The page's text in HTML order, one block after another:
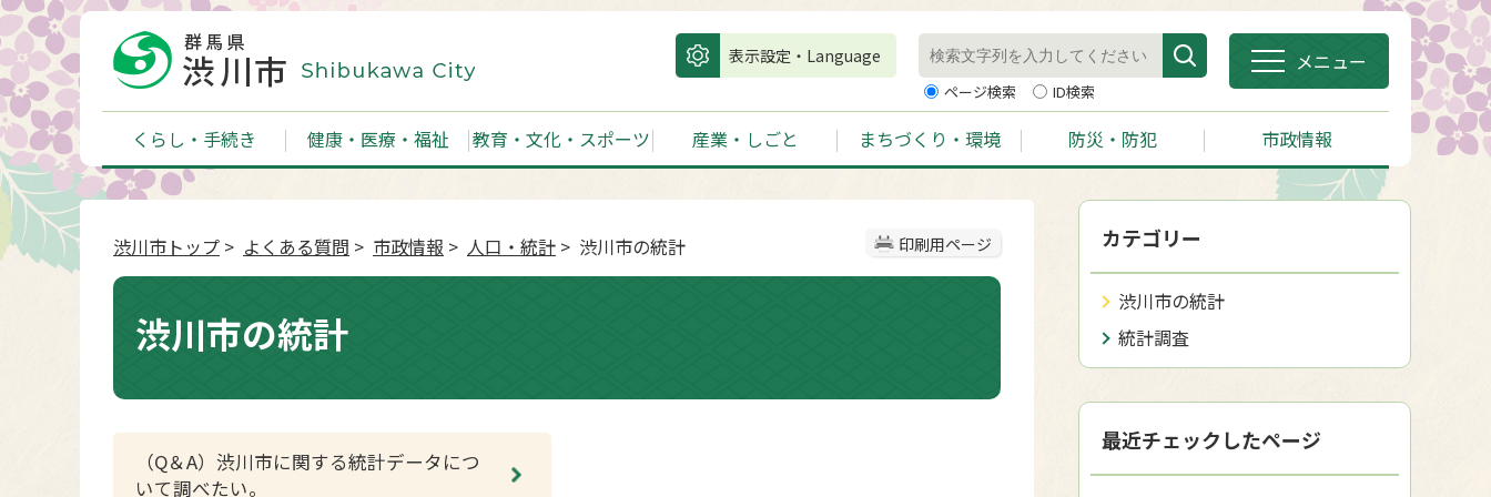
表示設定・Language
ページ検索 ID検索
メニュー
くらし・手続き 健康・医療・福祉 教育・文化・スポーツ 産業・しごと まちづくり・環境 防災・防犯 市政情報
印刷用ページ
渋川市トップ > よくある質問 > 市政情報 > 人口・統計 > 渋川市の統計
渋川市の統計
（Q＆A）渋川市に関する統計データにつ
いて調べたい。
カテゴリー
渋川市の統計
統計調査
最近チェックしたページ